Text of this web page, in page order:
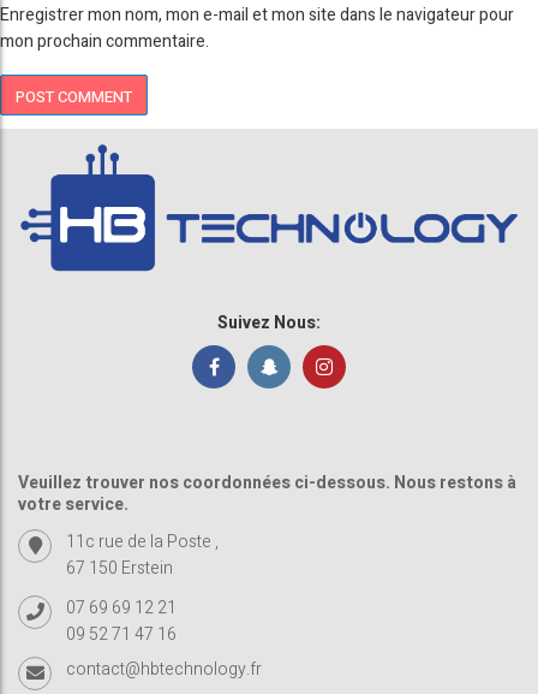
Enregistrer mon nom, mon e-mail et mon site dans le navigateur pour
mon prochain commentaire.
Suivez Nous:
Veuillez trouver nos coordonnées ci-dessous. Nous restons à
votre service.
11c rue de la Poste ,
67 150 Erstein
07 69 69 12 21
09 52 71 47 16
contact@hbtechnology.fr